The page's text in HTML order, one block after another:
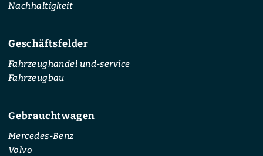
Nachhaltigkeit
Geschäftsfelder
Fahrzeughandel und-service
Fahrzeugbau
Gebrauchtwagen
Mercedes-Benz
Volvo